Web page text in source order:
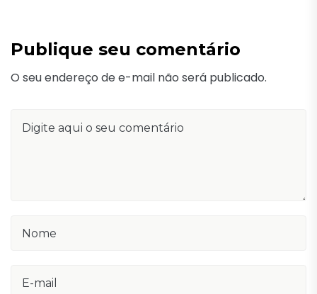
Publique seu comentário
O seu endereço de e-mail não será publicado.